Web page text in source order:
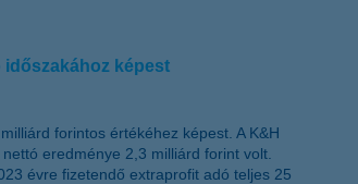
időszakához képest
forintos értékéhez képest. A K&H
eredménye 2,3 milliárd forint volt.
évre fizetendő extraprofit adó teljes 25